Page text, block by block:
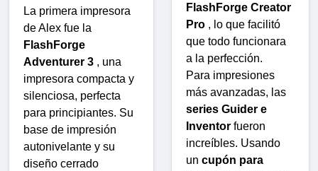
La primera impresora
de Alex fue la
FlashForge
Adventurer 3 , una
impresora compacta y
silenciosa, perfecta
para principiantes. Su
base de impresión
autonivelante y su
diseño cerrado
FlashForge Creator
Pro , lo que facilitó
que todo funcionara
a la perfección.
Para impresiones
más avanzadas, las
series Guider e
Inventor fueron
increíbles. Usando
un cupón para